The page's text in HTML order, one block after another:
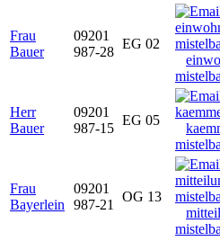
Frau
Bauer
09201
987-28
EG 02
Herr
Bauer
09201
987-15
EG 05
Frau
Bayerlein
09201
987-21
OG 13